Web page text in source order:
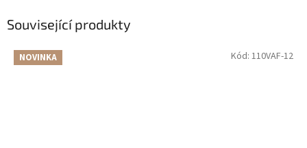
Související produkty
NOVINKA Kód: 110VAF-12